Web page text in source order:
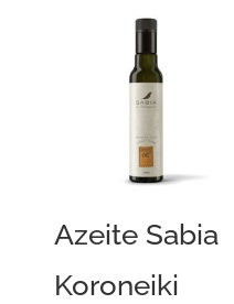
Azeite Sabia
Koroneiki